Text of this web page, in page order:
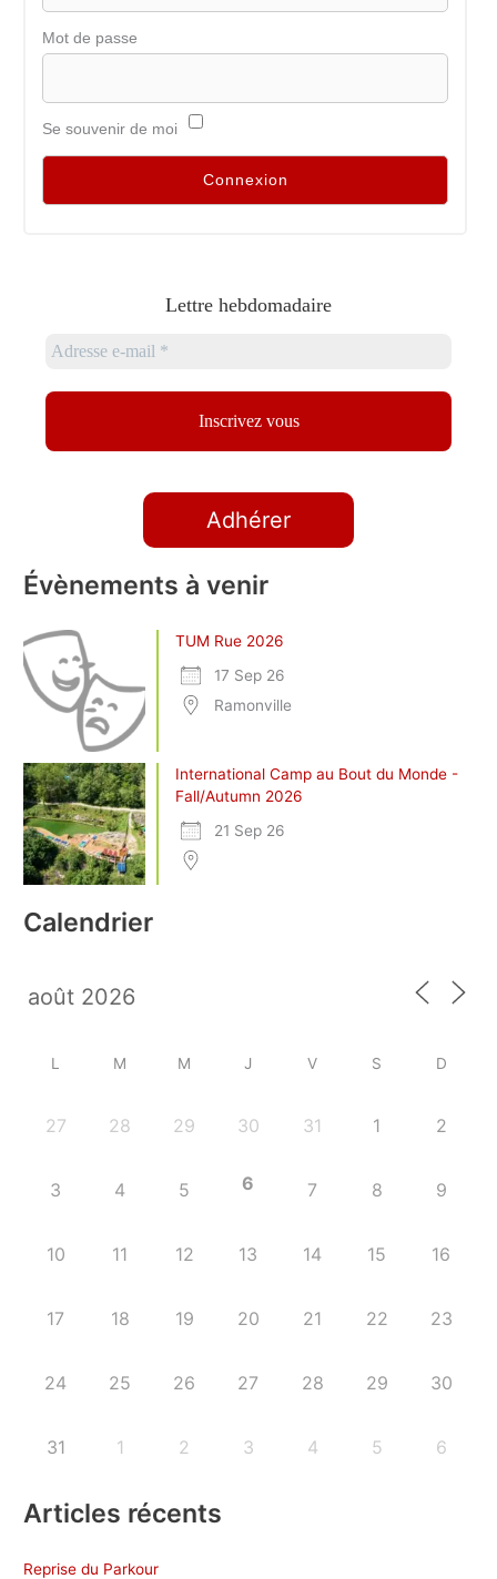
Mot de passe
Se souvenir de moi
Lettre hebdomadaire
Adhérer
Évènements à venir
TUM Rue 2026
17 Sep 26
Ramonville
International Camp au Bout du Monde -
Fall/Autumn 2026
21 Sep 26
Calendrier
L M M J V S D
27 28 29 30 31 1 2
3 4 5 6 7 8 9
10 11 12 13 14 15 16
17 18 19 20 21 22 23
24 25 26 27 28 29 30
31 1 2 3 4 5 6
Articles récents
Reprise du Parkour